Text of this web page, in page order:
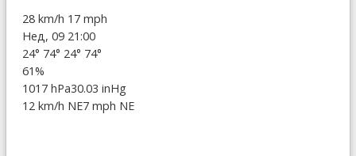
28 km/h 17 mph
Нед, 09 21:00
24° 74° 24° 74°
61%
1017 hPa30.03 inHg
12 km/h NE7 mph NE